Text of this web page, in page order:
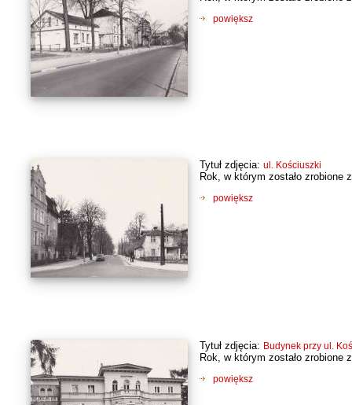
powiększ
Tytuł zdjęcia: ul. Kościuszki
Rok, w którym zostało zrobione
powiększ
Tytuł zdjęcia: Budynek przy ul.
Rok, w którym zostało zrobione
powiększ